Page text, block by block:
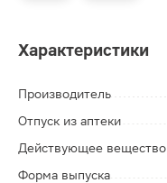
Характеристики
Производитель
Отпуск из аптеки
Действующее вещество
Форма выпуска